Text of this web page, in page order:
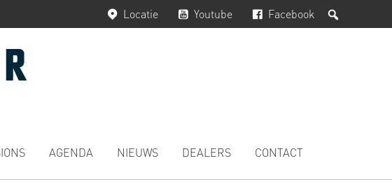
Facebook
Youtube
Locatie
AGENDA NIEUWS DEALERS CONTACT